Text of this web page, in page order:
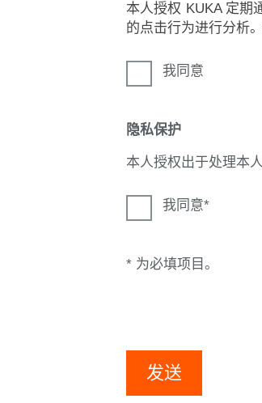
本人授权 KUKA 定期
的点击行为进行分析
我同意
隐私保护
本人授权出于处理本
我同意
* 为必填项目。
发送